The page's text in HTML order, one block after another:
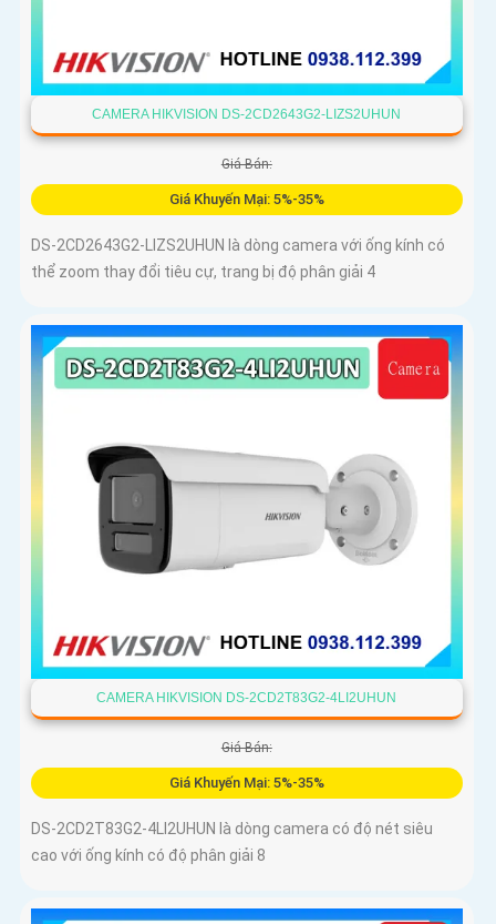
CAMERA HIKVISION DS-2CD2643G2-LIZS2UHUN
Giá Bán:
Giá Khuyến Mại: 5%-35%
DS-2CD2643G2-LIZS2UHUN là dòng camera với ống kính có
thể zoom thay đổi tiêu cự, trang bị độ phân giải 4
CAMERA HIKVISION DS-2CD2T83G2-4LI2UHUN
Giá Bán:
Giá Khuyến Mại: 5%-35%
DS-2CD2T83G2-4LI2UHUN là dòng camera có độ nét siêu
cao với ống kính có độ phân giải 8